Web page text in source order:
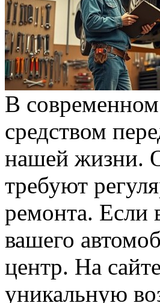
В
средством
нашей жизни.
требуют
ремонта. Если
вашего
центр. На
уникальную